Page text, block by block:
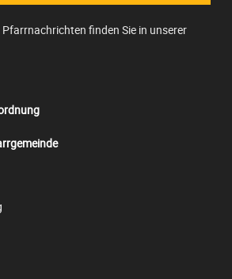
finden Sie in unserer